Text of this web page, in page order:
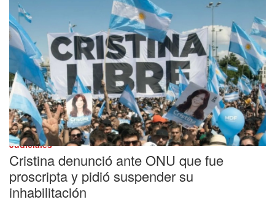
Judiciales
Cristina denunció ante ONU que fue
proscripta y pidió suspender su
inhabilitación